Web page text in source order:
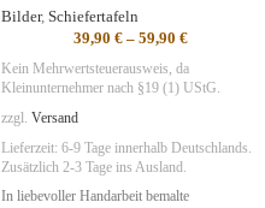
Bilder, Schiefertafeln
39,90 €– 59,90 €
Kein Mehrwertsteuerausweis, da
Kleinunternehmer nach §19 (1) UStG.
zzgl. Versand
Lieferzeit: 6-9 Tage innerhalb Deutschlands.
Zusätzlich 2-3 Tage ins Ausland.
In liebevoller Handarbeit bemalte